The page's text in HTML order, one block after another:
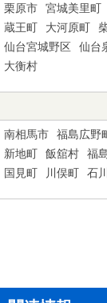
栗原市 宮城美里町
蔵王町
大河原町
仙台宮城野区
仙台
大衡村
南相馬市 福島広野
新地町
飯舘村 福
国見町
川俣町 石